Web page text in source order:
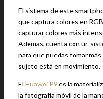
El sistema de este
que captura colores en
capturar colores más
Además, cuenta con un
para que puedas tomar
sujeto está en movimiento.
El Huawei P9 es la
la fotografía móvil de la